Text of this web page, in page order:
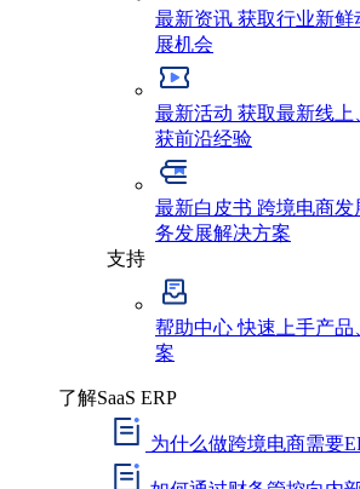
最新资讯 获取行业新鲜
展机会
最新活动 获取最新线上
获前沿经验
最新白皮书 跨境电商发
务发展解决方案
支持
帮助中心快速上手产品
案
了解SaaS ERP
为什么做跨境电商需要